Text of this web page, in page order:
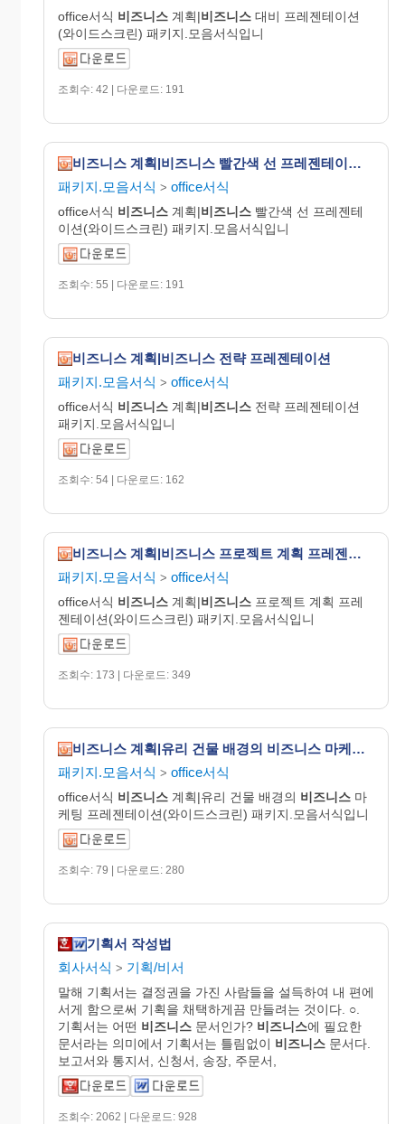
office서식 비즈니스 계획|비즈니스 대비 프레젠테이션
(와이드스크린) 패키지.모음서식입니
조회수: 42 | 다운로드: 191
비즈니스 계획|비즈니스 빨간색 선 프레젠테이션(와이드스크린)
패키지.모음서식 > office서식
office서식 비즈니스 계획|비즈니스 빨간색 선 프레젠테
이션(와이드스크린) 패키지.모음서식입니
조회수: 55 | 다운로드: 191
비즈니스 계획|비즈니스 전략 프레젠테이션
패키지.모음서식 > office서식
office서식 비즈니스 계획|비즈니스 전략 프레젠테이션
패키지.모음서식입니
조회수: 54 | 다운로드: 162
비즈니스 계획|비즈니스 프로젝트 계획 프레젠테이션(와이드스크린)
패키지.모음서식 > office서식
office서식 비즈니스 계획|비즈니스 프로젝트 계획 프레
젠테이션(와이드스크린) 패키지.모음서식입니
조회수: 173 | 다운로드: 349
비즈니스 계획|유리 건물 배경의 비즈니스 마케팅 프레젠테이션(와이드스크린)
패키지.모음서식 > office서식
office서식 비즈니스 계획|유리 건물 배경의 비즈니스 마
케팅 프레젠테이션(와이드스크린) 패키지.모음서식입니
조회수: 79 | 다운로드: 280
기획서 작성법
회사서식 > 기획/비서
말해 기획서는 결정권을 가진 사람들을 설득하여 내 편에
서게 함으로써 기획을 채택하게끔 만들려는 것이다. ○.
기획서는 어떤 비즈니스 문서인가? 비즈니스에 필요한
문서라는 의미에서 기획서는 틀림없이 비즈니스 문서다.
보고서와 통지서, 신청서, 송장, 주문서,
조회수: 2062 | 다운로드: 928